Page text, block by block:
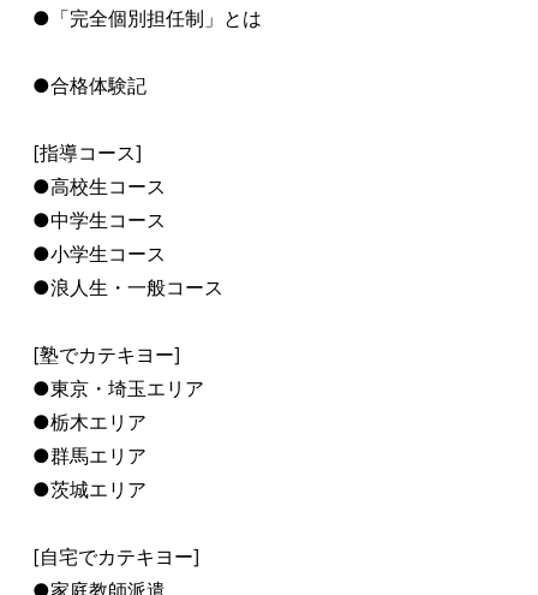
●「完全個別担任制」とは
●合格体験記
[指導コース]
●高校生コース
●中学生コース
●小学生コース
●浪人生・一般コース
[塾でカテキヨー]
●東京・埼玉エリア
●栃木エリア
●群馬エリア
●茨城エリア
[自宅でカテキヨー]
●家庭教師派遣